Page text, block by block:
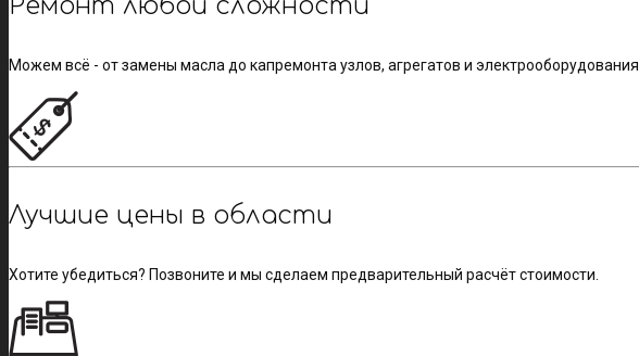
Ремонт любой сложности
Можем всё - от замены масла до капремонта узлов, агрегатов и электрооборудования.
Лучшие цены в области
Хотите убедиться? Позвоните и мы сделаем предварительный расчёт стоимости.